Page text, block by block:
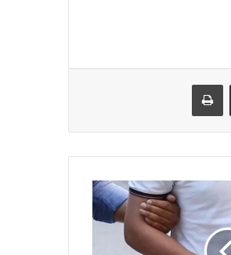
مشاركة عبر البريد طباعة